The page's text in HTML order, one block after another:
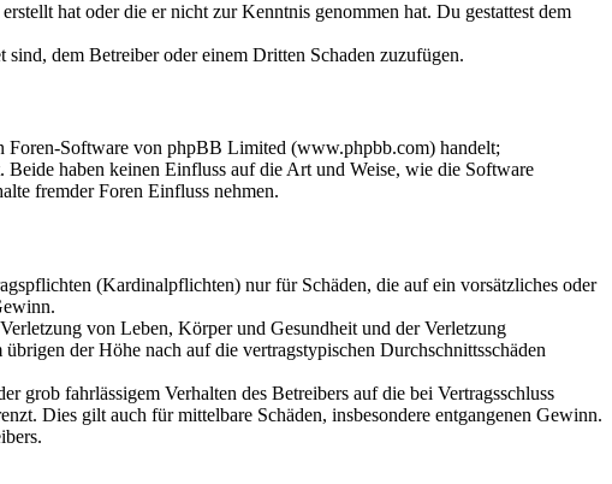
hat oder die er nicht zur Kenntnis genommen hat. Du gestattest dem
sind, dem Betreiber oder einem Dritten Schaden zuzufügen.
Foren-Software von phpBB Limited (www.phpbb.com) handelt;
haben keinen Einfluss auf die Art und Weise, wie die Software
fremder Foren Einfluss nehmen.
(Kardinalpflichten) nur für Schäden, die auf ein vorsätzliches oder
von Leben, Körper und Gesundheit und der Verletzung
der Höhe nach auf die vertragstypischen Durchschnittsschäden
grob fahrlässigem Verhalten des Betreibers auf die bei Vertragsschluss
Dies gilt auch für mittelbare Schäden, insbesondere entgangenen Gewinn.